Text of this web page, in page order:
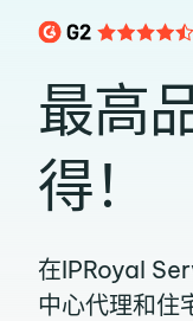
最高
得！
在IPRoyal
中心代理和住